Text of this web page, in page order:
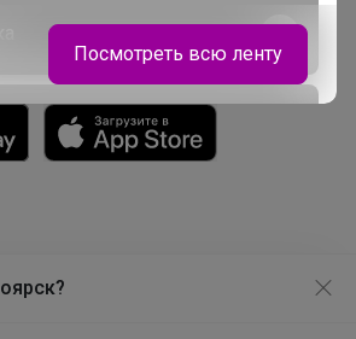
для мальчика
Посмотреть всю ленту
этот сайт и нажимая кнопку